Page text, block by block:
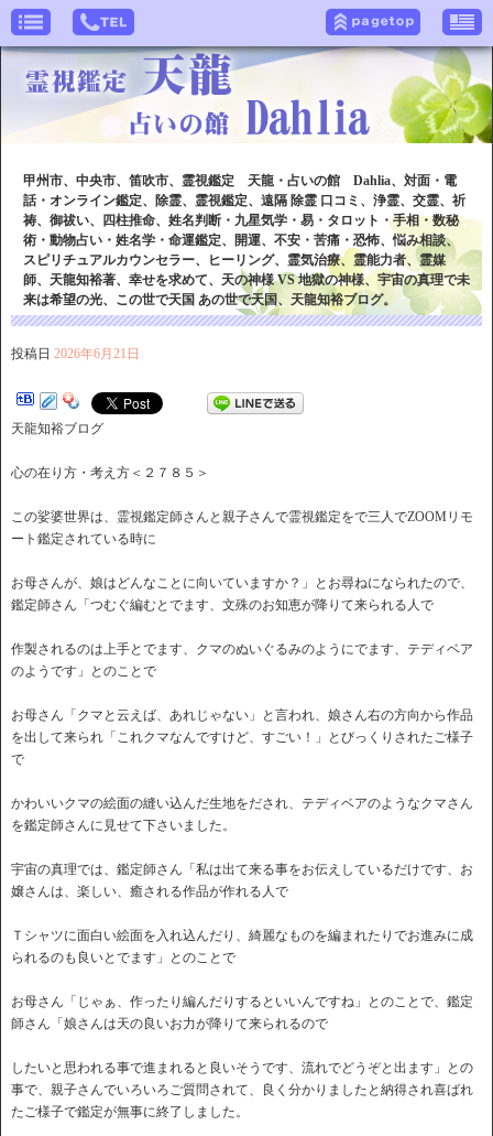
甲州市、中央市、笛吹市、霊視鑑定 天龍・占いの館 Dahlia、対面・電
話・オンライン鑑定、除霊、霊視鑑定、遠隔 除霊 口コミ、浄霊、交霊、祈
祷、御祓い、四柱推命、姓名判断・九星気学・易・タロット・手相・数秘
術・動物占い・姓名学・命運鑑定、開運、不安・苦痛・恐怖、悩み相談、
スピリチュアルカウンセラー、ヒーリング、霊気治療、霊能力者、霊媒
師、天龍知裕著、幸せを求めて、天の神様 VS 地獄の神様、宇宙の真理で未
来は希望の光、この世で天国 あの世で天国、天龍知裕ブログ。
投稿日 2026年6月21日
天龍知裕ブログ
心の在り方・考え方＜２７８５＞
この娑婆世界は、霊視鑑定師さんと親子さんで霊視鑑定をで三人でZOOMリモ
ート鑑定されている時に
お母さんが、娘はどんなことに向いていますか？」とお尋ねになられたので、
鑑定師さん「つむぐ編むとでます、文殊のお知恵が降りて来られる人で
作製されるのは上手とでます、クマのぬいぐるみのようにでます、テディベア
のようです」とのことで
お母さん「クマと云えば、あれじゃない」と言われ、娘さん右の方向から作品
を出して来られ「これクマなんですけど、すごい！」とびっくりされたご様子
で
かわいいクマの絵面の縫い込んだ生地をだされ、テディベアのようなクマさん
を鑑定師さんに見せて下さいました。
宇宙の真理では、鑑定師さん「私は出て来る事をお伝えしているだけです、お
嬢さんは、楽しい、癒される作品が作れる人で
Ｔシャツに面白い絵面を入れ込んだり、綺麗なものを編まれたりでお進みに成
られるのも良いとでます」とのことで
お母さん「じゃぁ、作ったり編んだりするといいんですね」とのことで、鑑定
師さん「娘さんは天の良いお力が降りて来られるので
したいと思われる事で進まれると良いそうです、流れでどうぞと出ます」との
事で、親子さんでいろいろご質問されて、良く分かりましたと納得され喜ばれ
たご様子で鑑定が無事に終了しました。